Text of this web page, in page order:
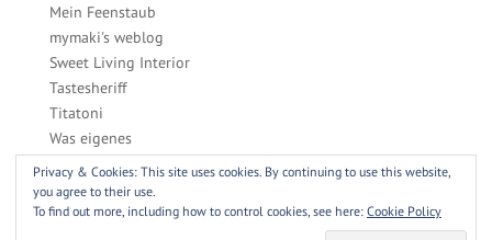
Mein Feenstaub
mymaki's weblog
Sweet Living Interior
Tastesheriff
Titatoni
Was eigenes
Zucker, Zimt & Liebe
Privacy & Cookies: This site uses cookies. By continuing to use this website,
you agree to their use.
To find out more, including how to control cookies, see here: Cookie Policy